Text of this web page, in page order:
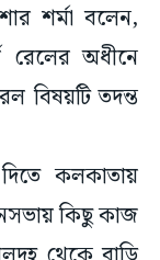
শর্মা বলেন,
রেলের অধীনে
বিষয়টি তদন্ত
কলকাতায়
কিছু কাজ